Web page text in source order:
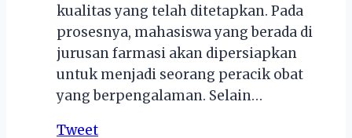
kualitas yang telah ditetapkan. Pada
prosesnya, mahasiswa yang berada di
jurusan farmasi akan dipersiapkan
untuk menjadi seorang peracik obat
yang berpengalaman. Selain…
Tweet